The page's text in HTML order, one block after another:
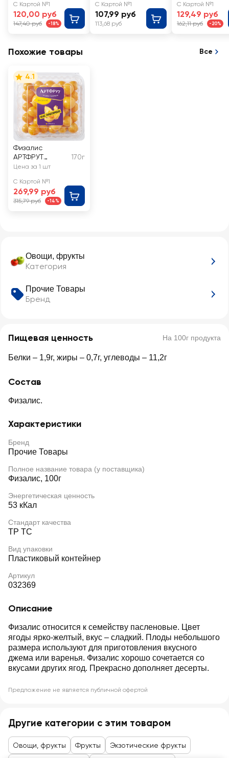
Овощи, фрукты
Категория
Прочие Товары
Бренд
Пищевая ценность На 100г продукта
Белки – 1,9г, жиры – 0,7г, углеводы – 11,2г
Состав
Физалис.
Характеристики
Бренд
Прочие Товары
Полное название товара (у поставщика)
Физалис, 100г
Энергетическая ценность
53 кКал
Стандарт качества
ТР ТС
Вид упаковки
Пластиковый контейнер
Артикул
032369
Описание
Физалис относится к семейству пасленовые. Цвет
ягоды ярко-желтый, вкус – сладкий. Плоды небольшого
размера используют для приготовления вкусного
джема или варенья. Физалис хорошо сочетается со
вкусами других ягод. Прекрасно дополняет десерты.
Предложение не является публичной офертой
С Картой №1
120,00 руб
147,40 руб -18%
С Картой №1
107,99 руб
113,68 руб
С Картой №1
129,49 руб
162,11 руб -20%
Похожие товары Все
4.1
Физалис
АРТФРУТ
очищенный
170г
Цена за 1 шт
С Картой №1
269,99 руб
315,79 руб -14%
Другие категории с этим товаром
Овощи, фрукты Фрукты Экзотические фрукты